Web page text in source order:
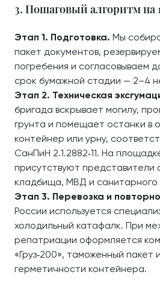
3. Пошаговый алгоритм на
Этап 1. Подготовка. Мы
пакет документов,
погребения и согласовываем
срок бумажной стадии — 2–4
Этап 2. Техническая
бригада вскрывает могилу,
грунта и помещает останки в
контейнер или урну,
СанПиН 2.1.2882‑11. На
присутствуют представители
кладбища, МВД и санитарного
Этап 3. Перевозка и
России используется
холодильный катафалк. При
репатриации оформляется
«Груз‑200», таможенный пакет
герметичности контейнера.